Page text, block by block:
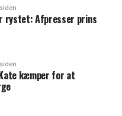
rystet: Afpresser prins
kæmper for at